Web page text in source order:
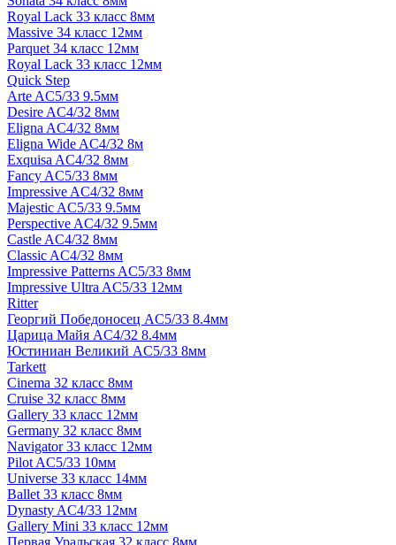
Royal Lack 33 класс 8мм
Massive 34 класс 12мм
Parquet 34 класс 12мм
Royal Lack 33 класс 12мм
Quick Step
Arte AC5/33 9.5мм
Desire AC4/32 8мм
Eligna AC4/32 8мм
Eligna Wide AC4/32 8м
Exquisa AC4/32 8мм
Fancy AC5/33 8мм
Impressive AC4/32 8мм
Majestic AC5/33 9.5мм
Perspective AC4/32 9.5мм
Castle AC4/32 8мм
Classic AC4/32 8мм
Impressive Patterns AC5/33 8мм
Impressive Ultra AC5/33 12мм
Ritter
Георгий Победоносец AC5/33 8.4мм
Царица Майя AC4/32 8.4мм
Юстиниан Великий AC5/33 8мм
Tarkett
Cinema 32 класс 8мм
Cruise 32 класс 8мм
Gallery 33 класс 12мм
Germany 32 класс 8мм
Navigator 33 класс 12мм
Pilot AC5/33 10мм
Universe 33 класс 14мм
Ballet 33 класс 8мм
Dynasty AC4/33 12мм
Gallery Mini 33 класс 12мм
Первая Уральская 32 класс 8мм